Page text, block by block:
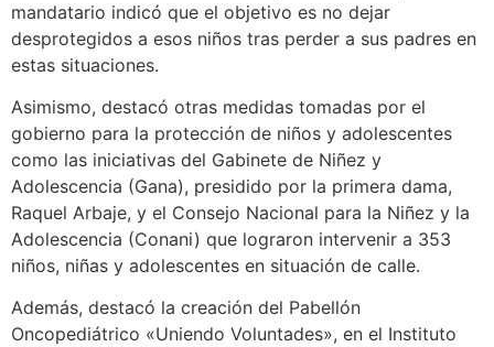
mandatario indicó que el objetivo es no dejar
desprotegidos a esos niños tras perder a sus padres en
estas situaciones.
Asimismo, destacó otras medidas tomadas por el
gobierno para la protección de niños y adolescentes
como las iniciativas del Gabinete de Niñez y
Adolescencia (Gana), presidido por la primera dama,
Raquel Arbaje, y el Consejo Nacional para la Niñez y la
Adolescencia (Conani) que lograron intervenir a 353
niños, niñas y adolescentes en situación de calle.
Además, destacó la creación del Pabellón
Oncopediátrico «Uniendo Voluntades», en el Instituto